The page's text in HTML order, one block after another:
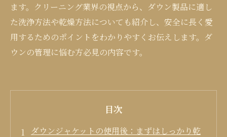
ます。クリーニング業界の視点から、ダウン製品に適し
た洗浄方法や乾燥方法についても紹介し、安全に長く愛
用するためのポイントをわかりやすくお伝えします。ダ
ウンの管理に悩む方必見の内容です。
目次
ダウンジャケットの使用後：まずはしっかり乾